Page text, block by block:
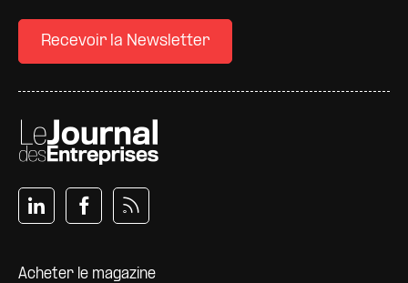
Recevoir la Newsletter
Pied de page
Acheter le magazine